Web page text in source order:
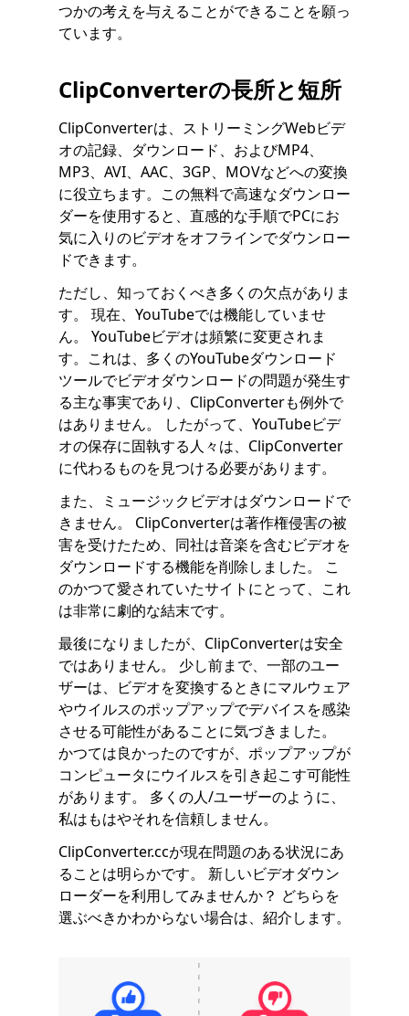
つかの考えを与えることができることを願っ
ています。
ClipConverterの長所と短所
ClipConverterは、ストリーミングWebビデ
オの記録、ダウンロード、およびMP4、
MP3、AVI、AAC、3GP、MOVなどへの変換
に役立ちます。この無料で高速なダウンロー
ダーを使用すると、直感的な手順でPCにお
気に入りのビデオをオフラインでダウンロー
ドできます。
ただし、知っておくべき多くの欠点がありま
す。 現在、YouTubeでは機能していませ
ん。 YouTubeビデオは頻繁に変更されま
す。これは、多くのYouTubeダウンロード
ツールでビデオダウンロードの問題が発生す
る主な事実であり、ClipConverterも例外で
はありません。 したがって、YouTubeビデ
オの保存に固執する人々は、ClipConverter
に代わるものを見つける必要があります。
また、ミュージックビデオはダウンロードで
きません。 ClipConverterは著作権侵害の被
害を受けたため、同社は音楽を含むビデオを
ダウンロードする機能を削除しました。 こ
のかつて愛されていたサイトにとって、これ
は非常に劇的な結末です。
最後になりましたが、ClipConverterは安全
ではありません。 少し前まで、一部のユー
ザーは、ビデオを変換するときにマルウェア
やウイルスのポップアップでデバイスを感染
させる可能性があることに気づきました。
かつては良かったのですが、ポップアップが
コンピュータにウイルスを引き起こす可能性
があります。 多くの人/ユーザーのように、
私はもはやそれを信頼しません。
ClipConverter.ccが現在問題のある状況にあ
ることは明らかです。 新しいビデオダウン
ローダーを利用してみませんか？ どちらを
選ぶべきかわからない場合は、紹介します。